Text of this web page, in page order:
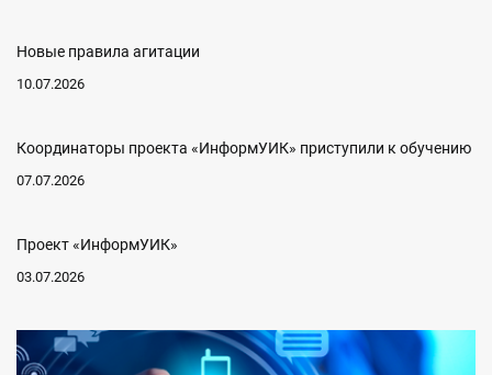
Новые правила агитации
10.07.2026
Координаторы проекта «ИнформУИК» приступили к обучению
07.07.2026
Проект «ИнформУИК»
03.07.2026